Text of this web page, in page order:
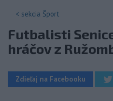
< sekcia Šport
Futbalisti
hráčov z
Zdieľaj na Facebooku